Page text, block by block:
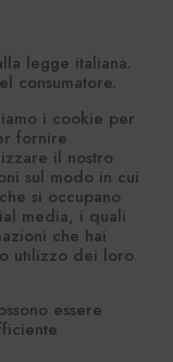
legge italiana.
consumatore.
i cookie per
fornire
il nostro
sul modo in cui
si occupano
media, i quali
che hai
utilizzo dei loro
essere